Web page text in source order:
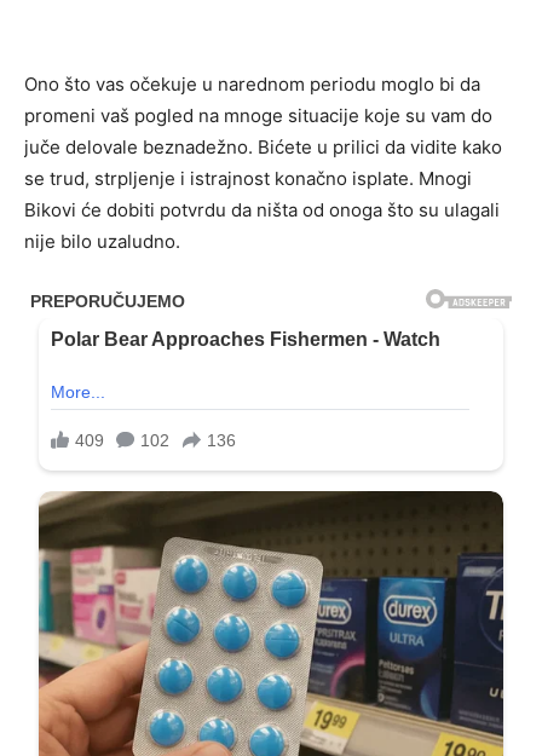
Ono što vas očekuje u narednom periodu moglo bi da
promeni vaš pogled na mnoge situacije koje su vam do
juče delovale beznadežno. Bićete u prilici da vidite kako
se trud, strpljenje i istrajnost konačno isplate. Mnogi
Bikovi će dobiti potvrdu da ništa od onoga što su ulagali
nije bilo uzaludno.